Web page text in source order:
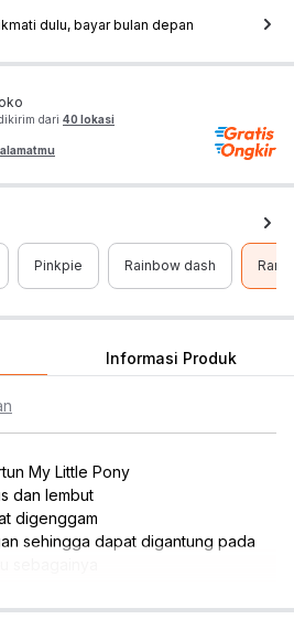
dulu, bayar bulan depan
dari 40 lokasi
alamatmu
Pinkpie Rainbow dash Rarity
Informasi Produk
My Little Pony
dan lembut
digenggam
sehingga dapat digantung pada
sebagainya
lainnya